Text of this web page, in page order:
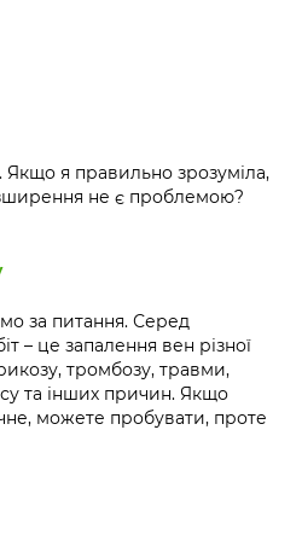
я правильно зрозуміла,
не є проблемою?
за питання. Серед
– це запалення вен різної
тромбозу, травми,
та інших причин. Якщо
можете пробувати, проте